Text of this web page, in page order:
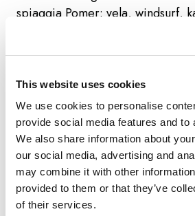
This website uses cookies
We use cookies to personalise
provide social media features and to
We also share information about
our social media, advertising and
may combine it with other
provided to them or that they’ve
of their services.
spiaggia Pomer: vela, windsurf,
posizionati in cima alla lista
Si tratta di una spiaggia ben
docce e bagni e bagnini in
balneazione contrassegnata
stagione estiva la spiaggia è
specialmente accanto alla
sue maestose vedute. All'interno